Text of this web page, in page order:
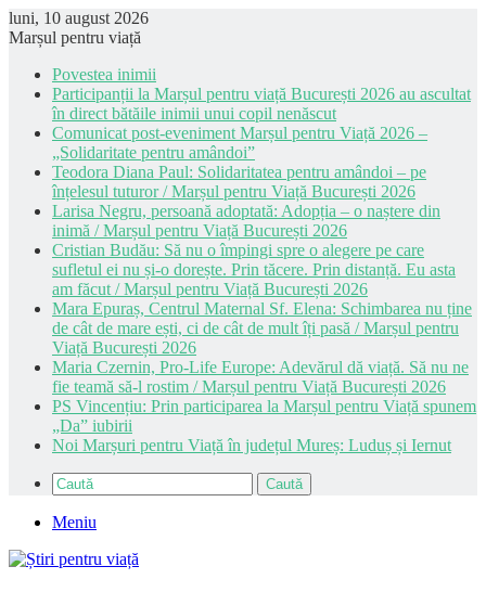
luni, 10 august 2026
Marșul pentru viață
Povestea inimii
Participanții la Marșul pentru viață București 2026 au ascultat
în direct bătăile inimii unui copil nenăscut
Comunicat post-eveniment Marșul pentru Viață 2026 –
„Solidaritate pentru amândoi”
Teodora Diana Paul: Solidaritatea pentru amândoi – pe
înțelesul tuturor / Marșul pentru Viață București 2026
Larisa Negru, persoană adoptată: Adopția – o naștere din
inimă / Marșul pentru Viață București 2026
Cristian Budău: Să nu o împingi spre o alegere pe care
sufletul ei nu și-o dorește. Prin tăcere. Prin distanță. Eu asta
am făcut / Marșul pentru Viață București 2026
Mara Epuraș, Centrul Maternal Sf. Elena: Schimbarea nu ține
de cât de mare ești, ci de cât de mult îți pasă / Marșul pentru
Viață București 2026
Maria Czernin, Pro-Life Europe: Adevărul dă viață. Să nu ne
fie teamă să-l rostim / Marșul pentru Viață București 2026
PS Vincențiu: Prin participarea la Marșul pentru Viață spunem
„Da” iubirii
Noi Marșuri pentru Viață în județul Mureș: Luduș și Iernut
Caută
Meniu